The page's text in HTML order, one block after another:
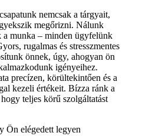
nemcsak a tárgyait,
megőrizni. Nálunk
a munka – minden ügyfelünk
rugalmas és stresszmentes
önnek, úgy, ahogyan ön
igényeihez.
precízen, körültekintően és a
kezeli értékeit. Bízza ránk a
teljes körű szolgáltatást
Ön elégedett legyen